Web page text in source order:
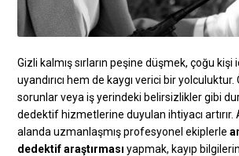
Gizli kalmış sırların peşine düşmek, çoğu
uyandırıcı hem de kaygı verici bir
sorunlar veya iş yerindeki belirsizlikler gibi
dedektif hizmetlerine duyulan ihtiyacı artırır.
alanda uzmanlaşmış profesyonel ekiplerle
dedektif araştırması yapmak, kayıp